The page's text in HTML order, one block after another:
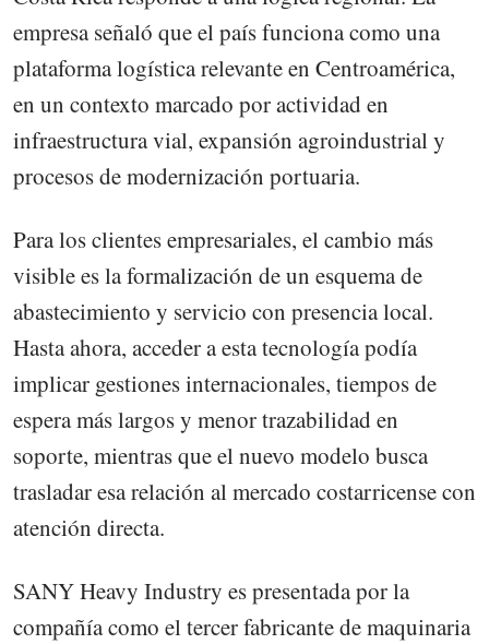
empresa señaló que el país funciona como una
plataforma logística relevante en Centroamérica,
en un contexto marcado por actividad en
infraestructura vial, expansión agroindustrial y
procesos demodernización portuaria.
Para los clientes empresariales, el cambio más
visible es la formalización de un esquema de
abastecimiento y servicio con presencia local.
Hasta ahora, acceder a esta tecnología podía
implicar gestiones internacionales, tiempos de
espera más largos y menor trazabilidad en
soporte, mientras que el nuevo modelo busca
trasladar esa relación al mercado costarricense con
atención directa.
SANY Heavy Industry es presentada por la
compañía como el tercer fabricante de maquinaria